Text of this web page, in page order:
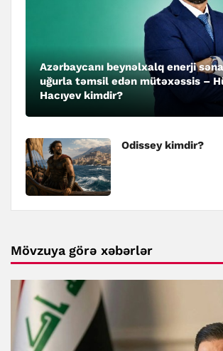
Azərbaycanı beynəlxalq enerji
uğurla təmsil edən mütəxəssis –
Hacıyev kimdir?
Odissey kimdir?
Mövzuya görə xəbərlər